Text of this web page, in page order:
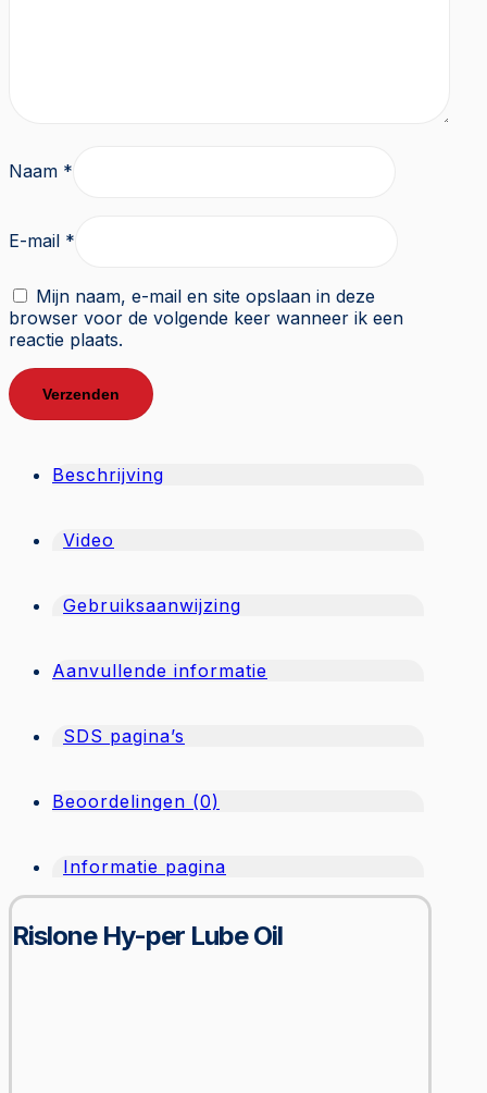
Naam *
E-mail *
Mijn naam, e-mail en site opslaan in deze
browser voor de volgende keer wanneer ik een
reactie plaats.
Beschrijving
Video
Gebruiksaanwijzing
Aanvullende informatie
SDS pagina’s
Beoordelingen (0)
Informatie pagina
Rislone Hy-per Lube Oil